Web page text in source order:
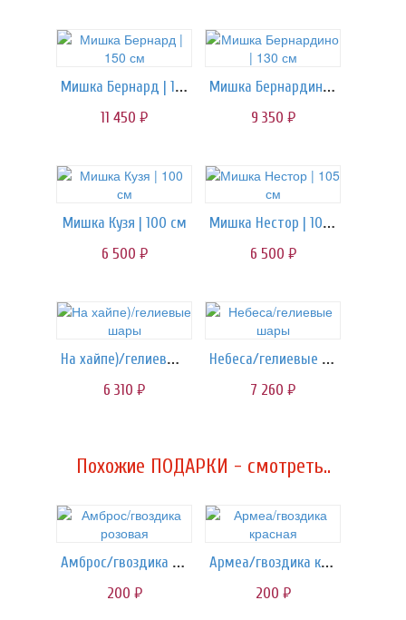
Мишка Бернард | 150 см
11 450 руб.
Мишка Бернардино | 130 см
9 350 руб.
Мишка Кузя | 100 см
6 500 руб.
Мишка Нестор | 105 см
6 500 руб.
На хайпе)/гелиевые шары
6 310 руб.
Небеса/гелиевые шары
7 260 руб.
Похожие ПОДАРКИ - смотреть..
Амброс/гвоздика розовая
200 руб.
Армеа/гвоздика красная
200 руб.